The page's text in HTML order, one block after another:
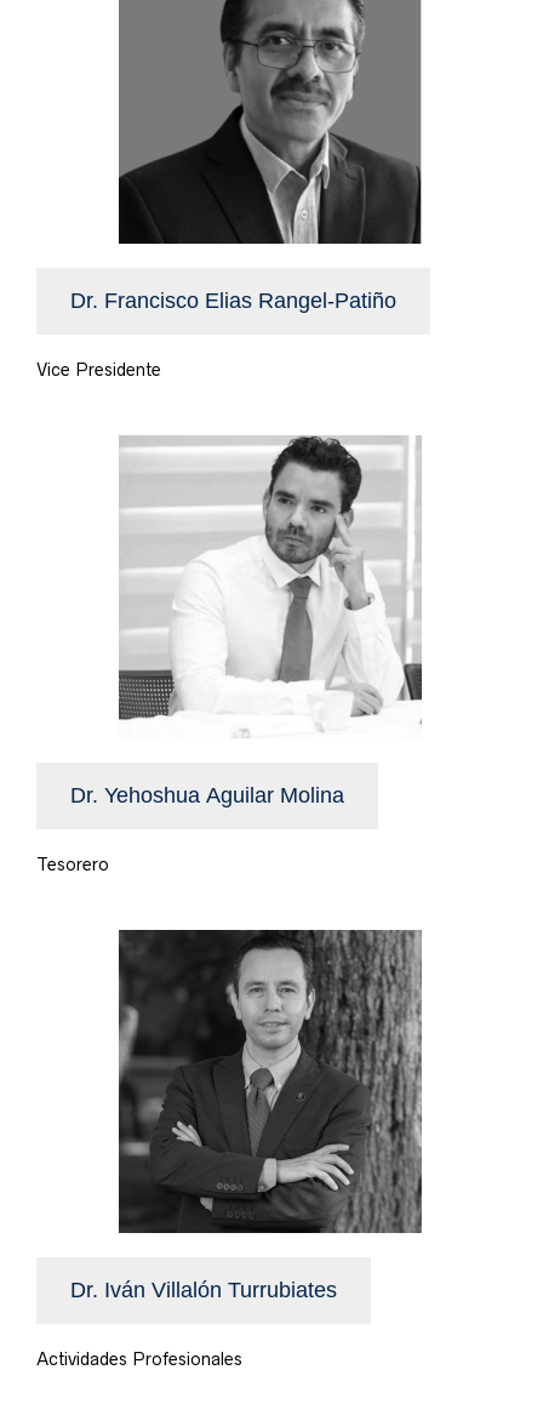
Dr. Francisco Elias Rangel-Patiño
Vice Presidente
Dr. Yehoshua Aguilar Molina
Tesorero
Dr. Iván Villalón Turrubiates
Actividades Profesionales